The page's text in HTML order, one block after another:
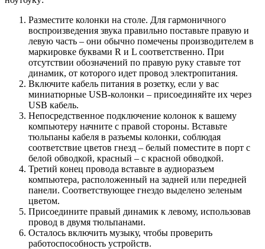
Разместите колонки на столе. Для гармоничного
воспроизведения звука правильно поставьте правую и
левую часть – они обычно помечены производителем в
маркировке буквами R и L соответственно. При
отсутствии обозначений по правую руку ставьте тот
динамик, от которого идет провод электропитания.
Включите кабель питания в розетку, если у вас
миниатюрные USB-колонки – присоединяйте их через
USB кабель.
Непосредственное подключение колонок к вашему
компьютеру начните с правой стороны. Вставьте
тюльпаны кабеля в разъемы колонки, соблюдая
соответствие цветов гнезд – белый поместите в порт с
белой обводкой, красный – с красной обводкой.
Третий конец провода вставьте в аудиоразъем
компьютера, расположенный на задней или передней
панели. Соответствующее гнездо выделено зеленым
цветом.
Присоедините правый динамик к левому, использовав
провод в двумя тюльпанами.
Осталось включить музыку, чтобы проверить
работоспособность устройств.